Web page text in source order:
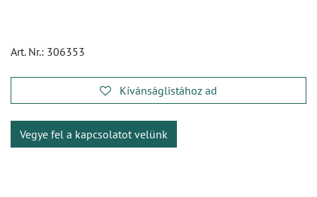
Art. Nr.: 306353
Kívánságlistához ad
Vegye fel a kapcsolatot velünk